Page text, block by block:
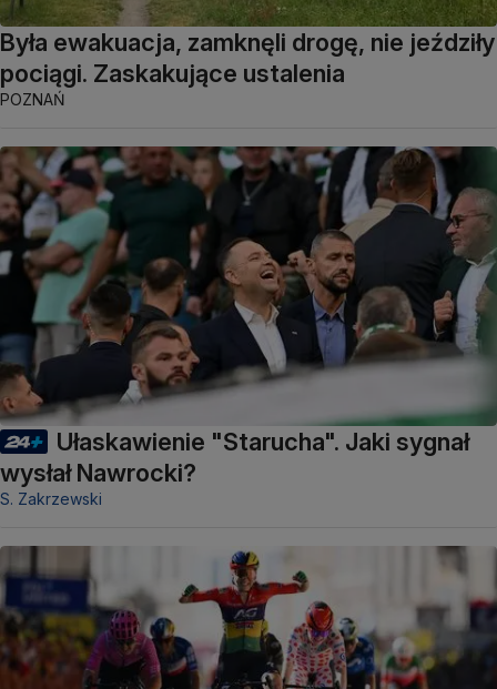
Była ewakuacja, zamknęli drogę, nie jeździły
pociągi. Zaskakujące ustalenia
POZNAŃ
Ułaskawienie "Starucha". Jaki sygnał
wysłał Nawrocki?
S. Zakrzewski